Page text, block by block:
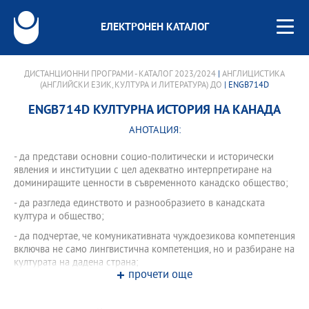
ЕЛЕКТРОНЕН КАТАЛОГ
ДИСТАНЦИОННИ ПРОГРАМИ - КАТАЛОГ 2023/2024 АНГЛИЦИСТИКА
(АНГЛИЙСКИ ЕЗИК, КУЛТУРА И ЛИТЕРАТУРА) ДО | ENGB714D
ENGB714D КУЛТУРНА ИСТОРИЯ НА КАНАДА
АНОТАЦИЯ:
- да представи основни социо-политически и исторически
явления и институции с цел адекватно интерпретиране на
доминиращите ценности в съвременното канадско общество;
- да разгледа единството и разнообразието в канадската
култура и общество;
- да подчертае, че комуникативната чуждоезикова компетенция
включва не само лингвистична компетенция, но и разбиране на
културата на дадена страна;
- да активира познанията на студентите за собствената им
прочети още